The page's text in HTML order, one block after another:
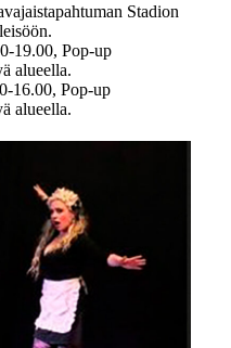
Stadion
19.00, Pop-up
alueella.
16.00, Pop-up
alueella.